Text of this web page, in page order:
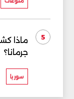
5
ماذا
جرمانا؟
سوريا